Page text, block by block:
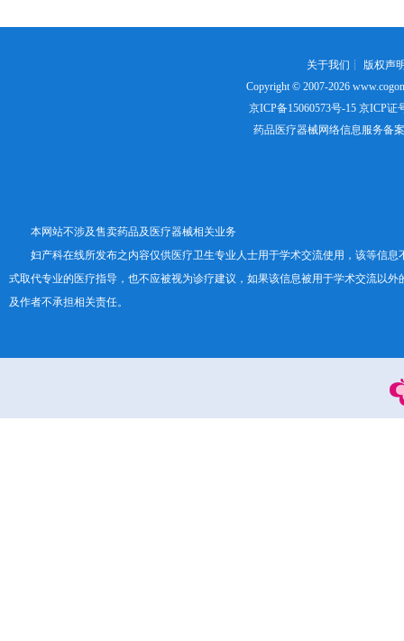
关于我们 ┊ 版权声
Copyright © 2007-2026
京ICP备15060573号-15京ICP证
药品医疗器械网络信息服务备
本网站不涉及售卖药品及医疗器械相关业务
妇产科在线所发布之内容仅供医疗卫生专业人士用于学术交流使用，该等信息
式取代专业的医疗指导，也不应被视为诊疗建议，如果该信息被用于学术交流以外
及作者不承担相关责任。